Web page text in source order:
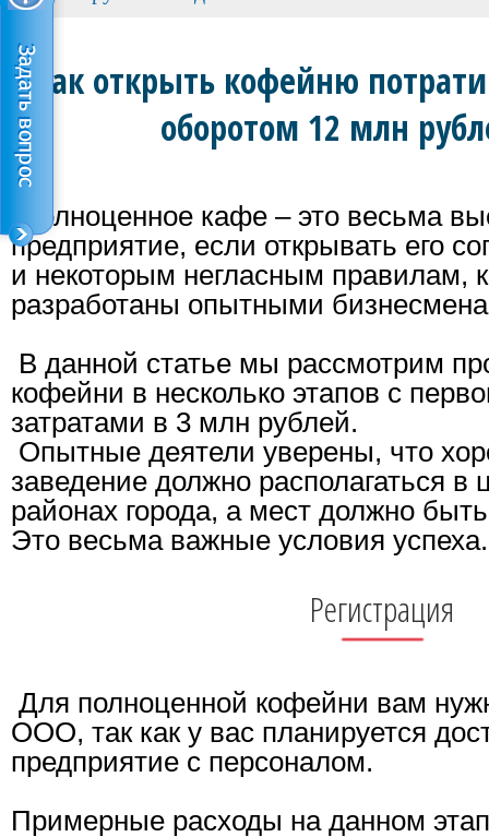
Как открыть кофейню
оборотом 12 млн
Полноценное кафе – это весьма
предприятие, если открывать его
и некоторым негласным правилам,
разработаны опытными
В данной статье мы рассмотрим
кофейни в несколько этапов с
затратами в 3 млн рублей.
Опытные деятели уверены, что
заведение должно располагаться в
районах города, а мест должно
Это весьма важные условия успеха.
Регистрация
Для полноценной кофейни вам
ООО, так как у вас планируется
предприятие с персоналом.
Примерные расходы на данном